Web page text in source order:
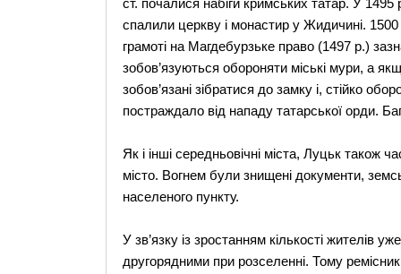
ст. почалися набiги кримських татар. У
спалили церкву i монастир у Жидичинi. 1500
грамотi на Магдебурзьке право (1497 р.)
зобов’язуються обороняти міські мури, а
зобов’язані зібратися до замку і, стійко
постраждало вiд нападу татарської орди.
Як i iншi середньовiчнi мiста, Луцьк також
мiсто. Bогнем були знищенi документи,
населеного пункту.
У зв’язку iз зростанням кількості жителів
другорядними при розселеннi. Тому